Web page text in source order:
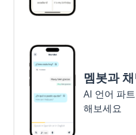
멤봇과
AI 언어 파
해보세요